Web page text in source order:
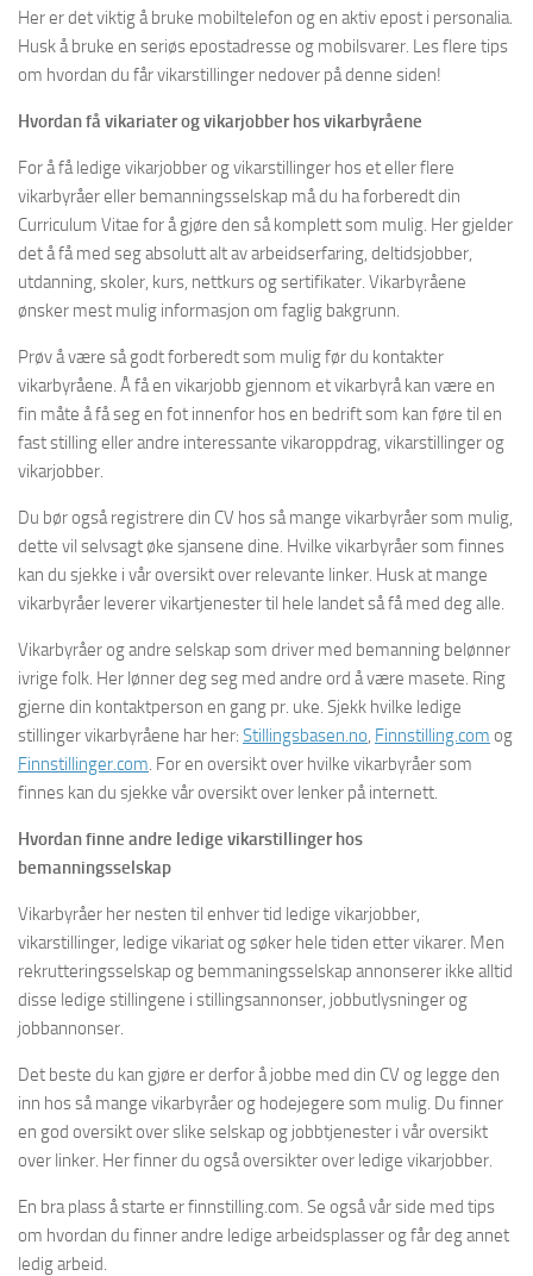
Her er det viktig å bruke mobiltelefon og en aktiv epost i personalia.
Husk å bruke en seriøs epostadresse og mobilsvarer. Les flere tips
om hvordan du får vikarstillinger nedover på denne siden!
Hvordan få vikariater og vikarjobber hos vikarbyråene
For å få ledige vikarjobber og vikarstillinger hos et eller flere
vikarbyråer eller bemanningsselskap må du ha forberedt din
Curriculum Vitae for å gjøre den så komplett som mulig. Her gjelder
det å få med seg absolutt alt av arbeidserfaring, deltidsjobber,
utdanning, skoler, kurs, nettkurs og sertifikater. Vikarbyråene
ønsker mest mulig informasjon om faglig bakgrunn.
Prøv å være så godt forberedt som mulig før du kontakter
vikarbyråene. Å få en vikarjobb gjennom et vikarbyrå kan være en
fin måte å få seg en fot innenfor hos en bedrift som kan føre til en
fast stilling eller andre interessante vikaroppdrag, vikarstillinger og
vikarjobber.
Du bør også registrere din CV hos så mange vikarbyråer som mulig,
dette vil selvsagt øke sjansene dine. Hvilke vikarbyråer som finnes
kan du sjekke i vår oversikt over relevante linker. Husk at mange
vikarbyråer leverer vikartjenester til hele landet så få med deg alle.
Vikarbyråer og andre selskap som driver med bemanning belønner
ivrige folk. Her lønner deg seg med andre ord å være masete. Ring
gjerne din kontaktperson en gang pr. uke. Sjekk hvilke ledige
stillinger vikarbyråene har her: Stillingsbasen.no, Finnstilling.com og
Finnstillinger.com. For en oversikt over hvilke vikarbyråer som
finnes kan du sjekke vår oversikt over lenker på internett.
Hvordan finne andre ledige vikarstillinger hos
bemanningsselskap
Vikarbyråer her nesten til enhver tid ledige vikarjobber,
vikarstillinger, ledige vikariat og søker hele tiden etter vikarer. Men
rekrutteringsselskap og bemmaningsselskap annonserer ikke alltid
disse ledige stillingene i stillingsannonser, jobbutlysninger og
jobbannonser.
Det beste du kan gjøre er derfor å jobbe med din CV og legge den
inn hos så mange vikarbyråer og hodejegere som mulig. Du finner
en god oversikt over slike selskap og jobbtjenester i vår oversikt
over linker. Her finner du også oversikter over ledige vikarjobber.
En bra plass å starte er finnstilling.com. Se også vår side med tips
om hvordan du finner andre ledige arbeidsplasser og får deg annet
ledig arbeid.